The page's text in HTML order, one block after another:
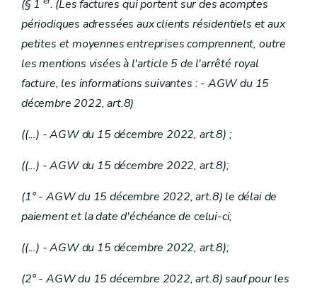
(§ 1 . (Les factures qui portent sur des acomptes
périodiques adressées aux clients résidentiels et aux
petites et moyennes entreprises comprennent, outre
les mentions visées à l'article 5 de l'arrêté royal
facture, les informations suivantes : - AGW du 15
décembre 2022, art.8)
((...) - AGW du 15 décembre 2022, art.8) ;
((...) - AGW du 15 décembre 2022, art.8);
(1° - AGW du 15 décembre 2022, art.8) le délai de
paiement et la date d'échéance de celui-ci;
((...) - AGW du 15 décembre 2022, art.8);
(2° - AGW du 15 décembre 2022, art.8) sauf pour les